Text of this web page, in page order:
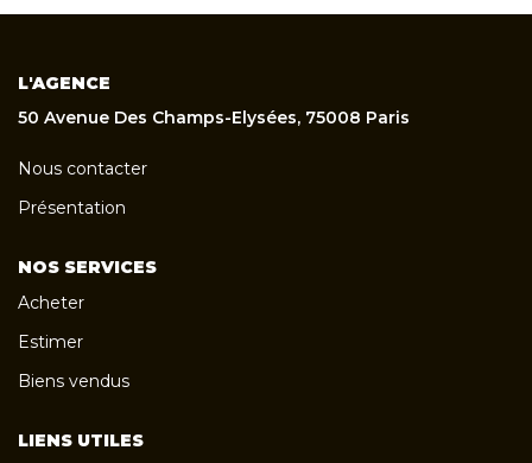
L'AGENCE
50 Avenue Des Champs-Elysées, 75008 Paris
Nous contacter
Présentation
NOS SERVICES
Acheter
Estimer
Biens vendus
LIENS UTILES